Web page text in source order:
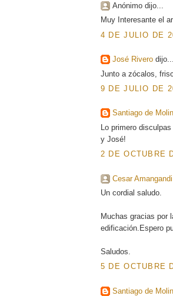
Anónimo dijo...
Muy Interesante el
4 DE JULIO DE
José Riverodijo...
Junto a zócalos,
9 DE JULIO DE
Santiago de
Lo primero
y José!
2 DE OCTUBRE
Cesar Amangandi
Un cordial saludo.
Muchas gracias por
edificación.Espero
Saludos.
5 DE OCTUBRE
Santiago de